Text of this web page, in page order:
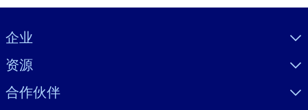
Visually hidden Text
企业
资源
合作伙伴